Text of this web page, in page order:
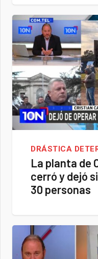
DRÁSTICA
La planta de
cerró y dejó
30 personas